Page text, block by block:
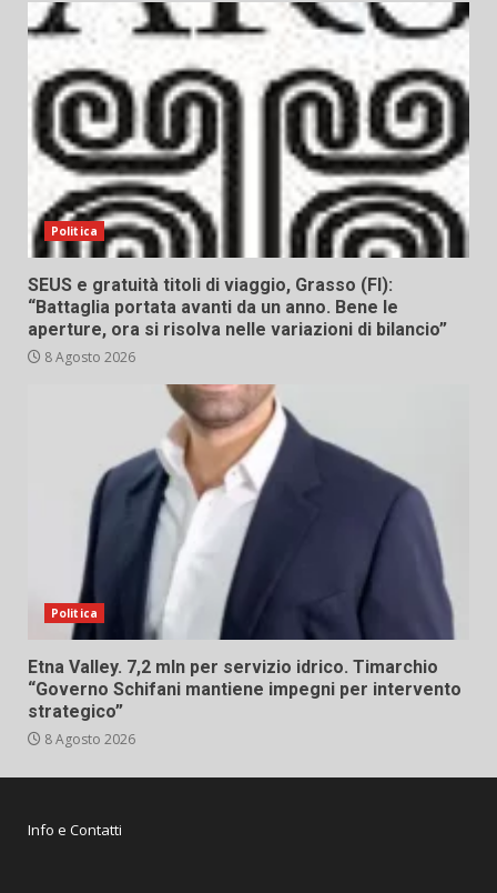
Politica
SEUS e gratuità titoli di viaggio, Grasso (FI):
“Battaglia portata avanti da un anno. Bene le
aperture, ora si risolva nelle variazioni di bilancio”
8 Agosto 2026
Politica
Etna Valley. 7,2 mln per servizio idrico. Timarchio
“Governo Schifani mantiene impegni per intervento
strategico”
8 Agosto 2026
Info e Contatti